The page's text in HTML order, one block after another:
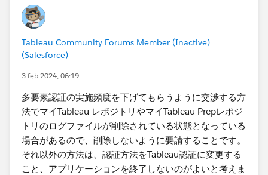
Tableau Community Forums Member (Inactive)
(Salesforce)
3 feb 2024, 06:19
多要素認証の実施頻度を下げてもらうように交渉する方
法でマイTableau レポジトリやマイTableau Prepレポジ
トリのログファイルが削除されている状態となっている
場合があるので、削除しないように要請することです。
それ以外の方法は、認証方法をTableau認証に変更する
こと、アプリケーションを終了しないのがよいと考えま